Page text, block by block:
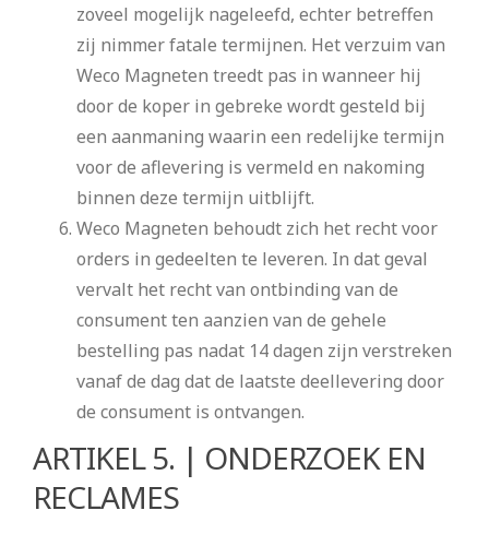
zoveel mogelijk nageleefd, echter betreffen
zij nimmer fatale termijnen. Het verzuim van
Weco Magneten treedt pas in wanneer hij
door de koper in gebreke wordt gesteld bij
een aanmaning waarin een redelijke termijn
voor de aflevering is vermeld en nakoming
binnen deze termijn uitblijft.
Weco Magneten behoudt zich het recht voor
orders in gedeelten te leveren. In dat geval
vervalt het recht van ontbinding van de
consument ten aanzien van de gehele
bestelling pas nadat 14 dagen zijn verstreken
vanaf de dag dat de laatste deellevering door
de consument is ontvangen.
ARTIKEL 5. | ONDERZOEK EN
RECLAMES